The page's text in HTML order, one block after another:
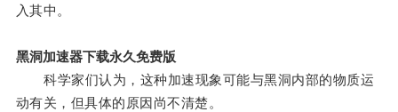
入其中。
黑洞加速器下载永久免费版
科学家们认为，这种加速现象可能与黑洞内部的物质运
动有关，但具体的原因尚不清楚。